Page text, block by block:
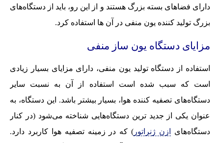
دارای فضاهای بسته بزرگ هستند و از این رو، باید از دستگاه‌های
بزرگ تولید کننده یون منفی در آن ها استفاده کرد.
مزایای دستگاه یون ساز منفی
استفاده از دستگاه تولید یون منفی، دارای مزایای بسیار زیادی
است که سبب شده است استفاده از آن به نسبت سایر
دستگاه‌های تصفیه کننده هوا، بسیار بیشتر باشد. این دستگاه، به
عنوان یکی از جدید ترین دستگاه‌هایی شناخته می‌شود (در کنار
دستگاه‌های
ازن ژنراتور ) که در زمینه تصفیه هوا کاربرد دارد.